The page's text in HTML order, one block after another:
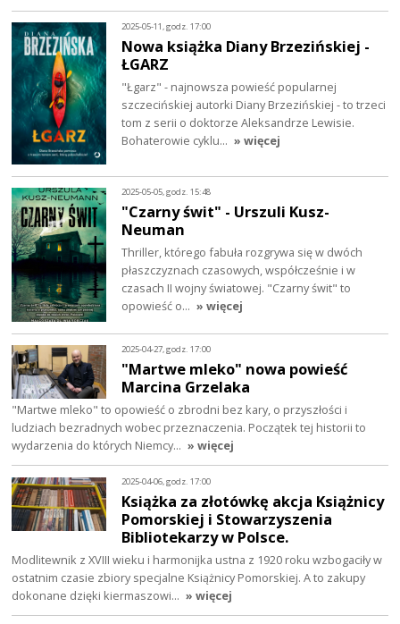
2025-05-11, godz. 17:00
Nowa książka Diany Brzezińskiej -
ŁGARZ
"Łgarz" - najnowsza powieść popularnej
szczecińskiej autorki Diany Brzezińskiej - to trzeci
tom z serii o doktorze Aleksandrze Lewisie.
Bohaterowie cyklu… » więcej
2025-05-05, godz. 15:48
"Czarny świt" - Urszuli Kusz-
Neuman
Thriller, którego fabuła rozgrywa się w dwóch
płaszczyznach czasowych, współcześnie i w
czasach II wojny światowej. "Czarny świt" to
opowieść o… » więcej
2025-04-27, godz. 17:00
"Martwe mleko" nowa powieść
Marcina Grzelaka
"Martwe mleko" to opowieść o zbrodni bez kary, o przyszłości i
ludziach bezradnych wobec przeznaczenia. Początek tej historii to
wydarzenia do których Niemcy… » więcej
2025-04-06, godz. 17:00
Książka za złotówkę akcja Książnicy
Pomorskiej i Stowarzyszenia
Bibliotekarzy w Polsce.
Modlitewnik z XVIII wieku i harmonijka ustna z 1920 roku wzbogaciły w
ostatnim czasie zbiory specjalne Książnicy Pomorskiej. A to zakupy
dokonane dzięki kiermaszowi… » więcej